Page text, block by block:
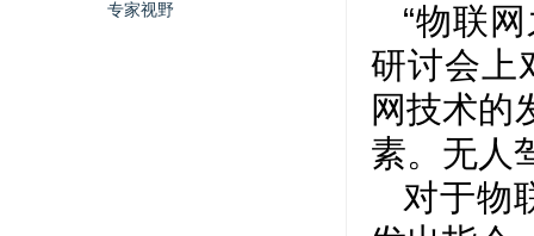
专家视野
“物联
研讨会上
网技术的
素。无人
对于物